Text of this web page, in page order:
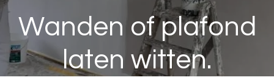
Wanden of plafond
laten witten.